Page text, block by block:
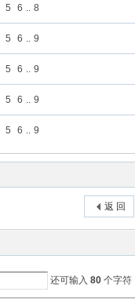
5 6 .. 8
5 6 .. 9
5 6 .. 9
5 6 .. 9
5 6 .. 9
返 回
还可输入 80 个字符